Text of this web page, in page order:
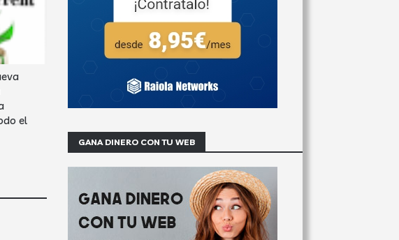
el
GANA DINERO CON TU WEB